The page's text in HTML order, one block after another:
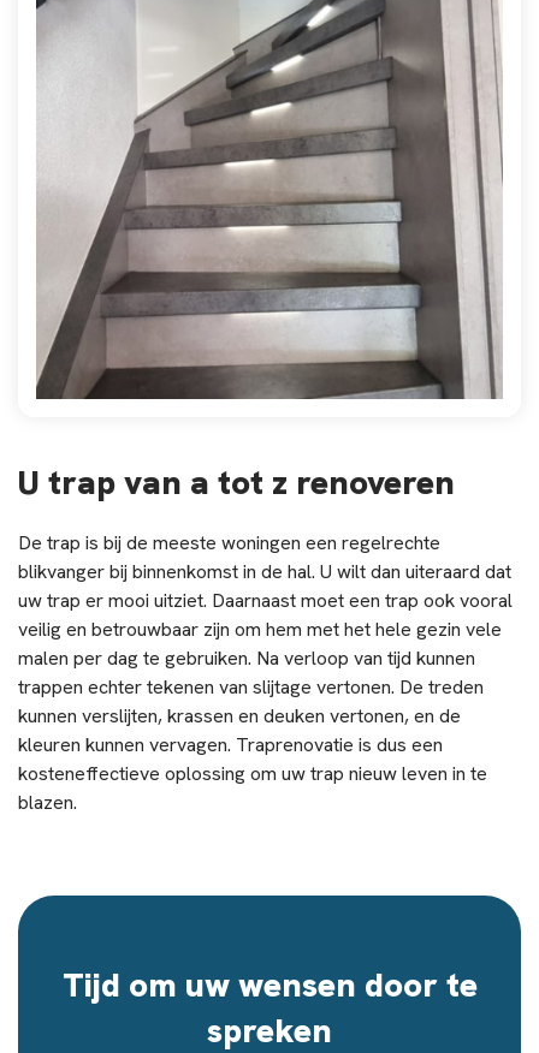
U trap van a tot z renoveren
De trap is bij de meeste woningen een regelrechte
blikvanger bij binnenkomst in de hal. U wilt dan uiteraard dat
uw trap er mooi uitziet. Daarnaast moet een trap ook vooral
veilig en betrouwbaar zijn om hem met het hele gezin vele
malen per dag te gebruiken. Na verloop van tijd kunnen
trappen echter tekenen van slijtage vertonen. De treden
kunnen verslijten, krassen en deuken vertonen, en de
kleuren kunnen vervagen. Traprenovatie is dus een
kosteneffectieve oplossing om uw trap nieuw leven in te
blazen.
Tijd om uw wensen door te
spreken